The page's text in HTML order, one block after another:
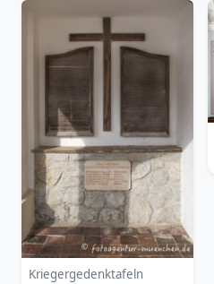
Kriegergedenktafeln